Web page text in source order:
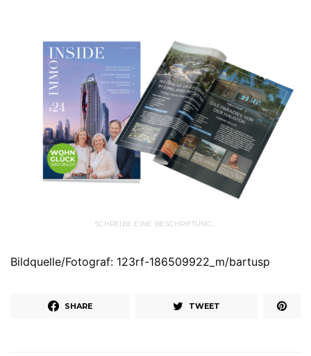
SCHREIBE EINE BESCHRIFTUNG…
Bildquelle/Fotograf: 123rf-186509922_m/bartusp
SHARE TWEET